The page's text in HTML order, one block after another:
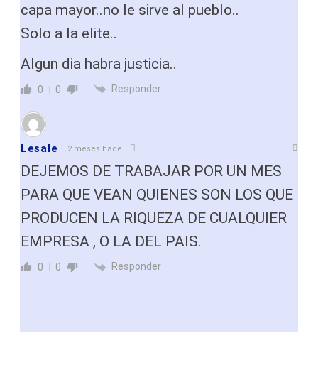
capa mayor..no le sirve al pueblo..
Solo a la elite..
Algun dia habra justicia..
0 0 Responder
Lesale 2 meses hace
DEJEMOS DE TRABAJAR POR UN MES
PARA QUE VEAN QUIENES SON LOS QUE
PRODUCEN LA RIQUEZA DE CUALQUIER
EMPRESA , O LA DEL PAIS.
0 0 Responder